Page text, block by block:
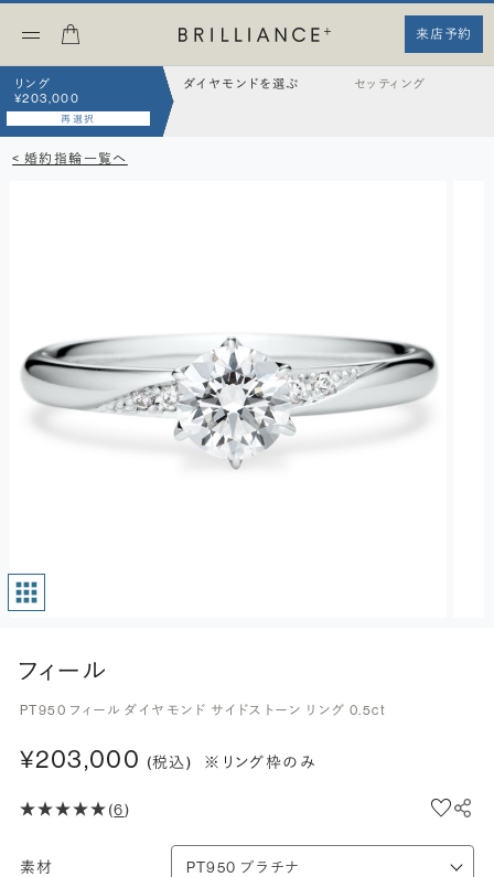
来店予約
リング
¥203,000
再選択
ダイヤモンドを選ぶ セッティング
< 婚約指輪一覧へ
フィール
PT950 フィール ダイヤモンド サイドストーン リング 0.5ct
¥203,000 (税込) ※リング枠のみ
(6)
素材